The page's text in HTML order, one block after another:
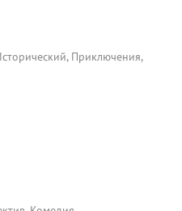
Приключения,